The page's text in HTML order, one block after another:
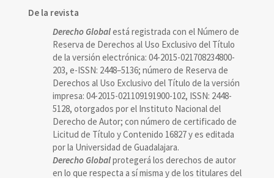
De la revista
Derecho Globalestá registrada con el Número de
Reserva de Derechos al Uso Exclusivo del Título
de la versión electrónica: 04-2015-021708234800-
203, e-ISSN: 2448–5136; número de Reserva de
Derechos al Uso Exclusivo del Título de la versión
impresa: 04-2015-021109191900-102, ISSN: 2448-
5128, otorgados por el Instituto Nacional del
Derecho de Autor; con número de certificado de
Licitud de Título y Contenido 16827 y es editada
por la Universidad de Guadalajara.
Derecho Globalprotegerá los derechos de autor
en lo que respecta a sí misma y de los titulares del